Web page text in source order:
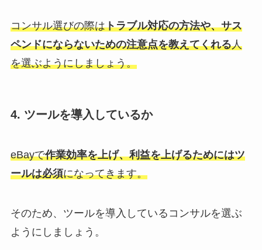
コンサル選びの際はトラブル対応の方法や、サス
ペンドにならないための注意点を教えてくれる人
を選ぶようにしましょう。
4. ツールを導入しているか
eBayで作業効率を上げ、利益を上げるためにはツ
ールは必須になってきます。
そのため、ツールを導入しているコンサルを選ぶ
ようにしましょう。